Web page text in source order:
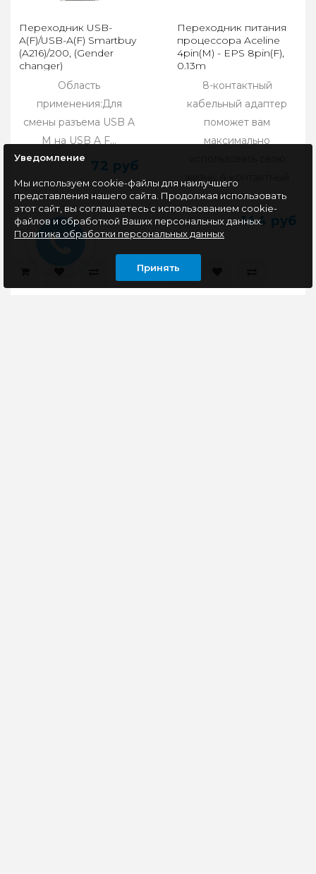
Переходник USB-
A(F)/USB-A(F) Smartbuy
(A216)/200, (Gender
changer)
Область
применения:Для
смены разъема USB A
M на USB A F...
72 руб
Переходник питания
процессора Aceline
4pin(M) - EPS 8pin(F),
0.13m
8-контактный
кабельный адаптер
поможет вам
максимально
разъем ..
144 руб
Уведомление
Мы используем cookie-файлы для наилучшего
представления нашего сайта. Продолжая использовать
этот сайт, вы соглашаетесь с использованием cookie-
файлов и обработкой Ваших персональных данных.
Политика обработки персональных данных
Принять